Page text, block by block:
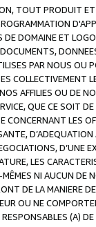
TOUT PRODUIT
DOMAINE ET
PAR NOUS OU
COLLECTIVEMENT
AFFILIES OU DE
QUE CE SOIT
LES
D’UNE
LES
NI AUCUN DE
DE LA MANIERE
OU NE
(A)